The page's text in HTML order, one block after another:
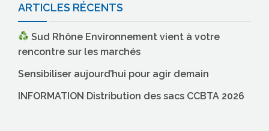
ARTICLES RÉCENTS
Sud Rhône Environnement vient à votre
rencontre sur les marchés
Sensibiliser aujourd’hui pour agir demain
INFORMATION Distribution des sacs CCBTA 2026